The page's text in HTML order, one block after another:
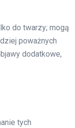
do twarzy; mogą
poważnych
dodatkowe,
tych